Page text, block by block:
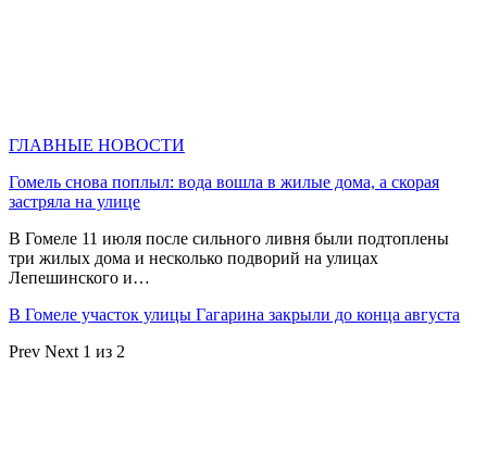
ГЛАВНЫЕ НОВОСТИ
Гомель снова поплыл: вода вошла в жилые дома, а скорая
застряла на улице
В Гомеле 11 июля после сильного ливня были подтоплены
три жилых дома и несколько подворий на улицах
Лепешинского и…
В Гомеле участок улицы Гагарина закрыли до конца августа
Prev Next 1 из 2